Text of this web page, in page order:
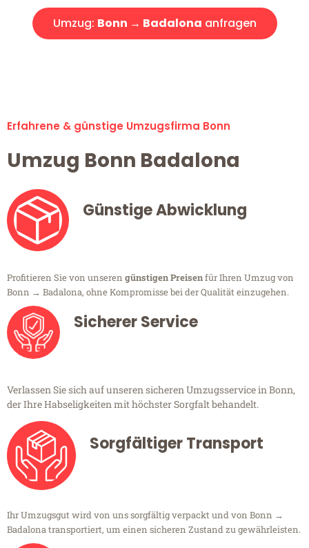
Umzug: Bonn → Badalona anfragen
Erfahrene & günstige Umzugsfirma Bonn
Umzug Bonn Badalona
Günstige Abwicklung
Profitieren Sie von unseren günstigen Preisenfür Ihren Umzug von
Bonn → Badalona, ohne Kompromisse bei der Qualität einzugehen.
Sicherer Service
Verlassen Sie sich auf unseren sicheren Umzugsservice in Bonn,
der Ihre Habseligkeiten mit höchster Sorgfalt behandelt.
Sorgfältiger Transport
Ihr Umzugsgut wird von uns sorgfältig verpackt und von Bonn →
Badalona transportiert, um einen sicheren Zustand zu gewährleisten.